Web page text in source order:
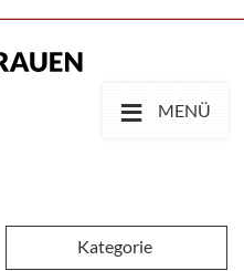
≡ MENÜ
Kategorie